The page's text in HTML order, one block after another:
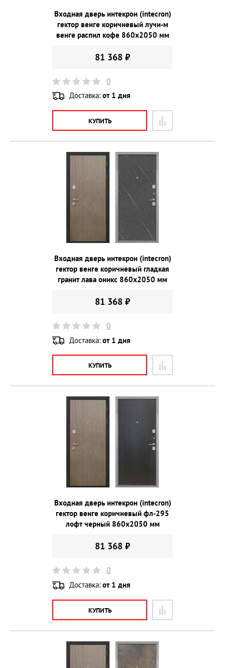
Входная дверь интекрон (intecron)
гектор венге коричневый лучи-м
венге распил кофе 860х2050 мм
81 368 ₽
0
Доставка: от 1 дня
КУПИТЬ
Входная дверь интекрон (intecron)
гектор венге коричневый гладкая
гранит лава оникс 860х2050 мм
81 368 ₽
0
Доставка: от 1 дня
КУПИТЬ
Входная дверь интекрон (intecron)
гектор венге коричневый фл-295
лофт черный 860х2050 мм
81 368 ₽
0
Доставка: от 1 дня
КУПИТЬ